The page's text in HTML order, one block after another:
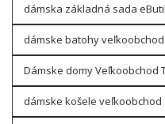
dámska základná sada
dámske batohy veľkoobchod
Dámske domy Veľkoobchod
dámske košele veľkoobchod